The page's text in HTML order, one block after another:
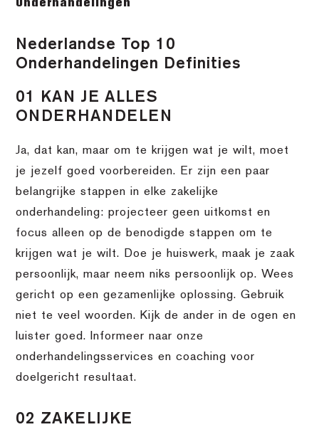
Onderhandelingen
Nederlandse Top 10
Onderhandelingen Definities
01 KAN JE ALLES
ONDERHANDELEN
Ja, dat kan, maar om te krijgen wat je wilt, moet
je jezelf goed voorbereiden. Er zijn een paar
belangrijke stappen in elke zakelijke
onderhandeling: projecteer geen uitkomst en
focus alleen op de benodigde stappen om te
krijgen wat je wilt. Doe je huiswerk, maak je zaak
persoonlijk, maar neem niks persoonlijk op. Wees
gericht op een gezamenlijke oplossing. Gebruik
niet te veel woorden. Kijk de ander in de ogen en
luister goed. Informeer naar onze
onderhandelingsservices en coaching voor
doelgericht resultaat.
02 ZAKELIJKE